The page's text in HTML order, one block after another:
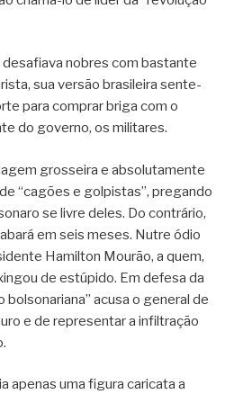
nobres com bastante
sua versão brasileira sente-
para comprar briga com o
do governo, os militares.
grosseira e absolutamente
“cagões e golpistas”, pregando
se livre deles. Do contrário,
em seis meses. Nutre ódio
Hamilton Mourão, a quem,
de estúpido. Em defesa da
bolsonariana” acusa o general de
e de representar a infiltração
apenas uma figura caricata a